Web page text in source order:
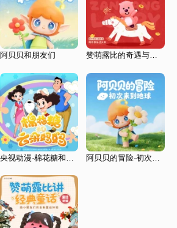
阿贝贝和朋友们 赞萌露比的奇遇与治愈|马年春节奇遇记|春节美食与习俗|治愈陪伴